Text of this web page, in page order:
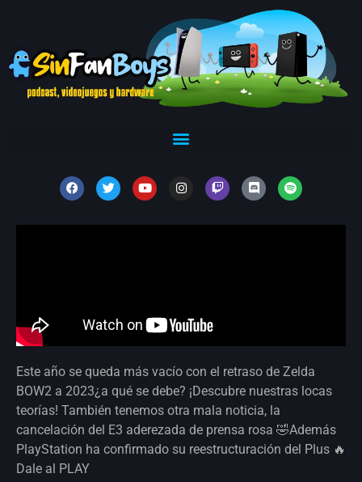
Este año se queda más vacío con el retraso de Zelda
BOW2 a 2023¿a qué se debe? ¡Descubre nuestras locas
teorías! También tenemos otra mala noticia, la
cancelación del E3 aderezada de prensa rosa 🤣Además
PlayStation ha confirmado su reestructuración del Plus 🔥
Dale al PLAY